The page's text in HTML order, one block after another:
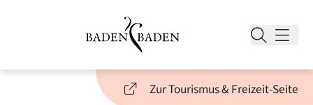
Zur Tourismus & Freizeit-Seite